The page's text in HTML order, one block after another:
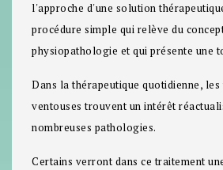
l'approche d'une solution
procédure simple qui relève du
physiopathologie et qui présente une
Dans la thérapeutique quotidienne,
ventouses trouvent un intérêt
nombreuses pathologies.
Certains verront dans ce traitement